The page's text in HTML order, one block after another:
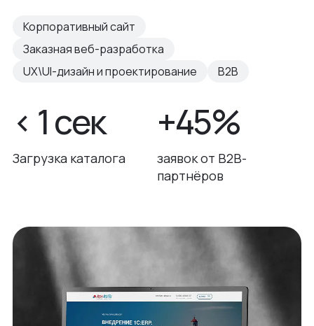
Корпоративный сайт
Заказная веб-разработка
UX\UI-дизайн и проектирование
B2B
< 1 сек
Загрузка каталога
+45%
заявок от B2B-
партнёров